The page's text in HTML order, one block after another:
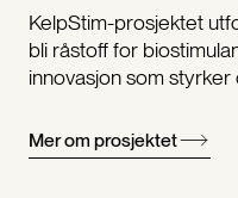
KelpStim-prosjektet
bli råstoff for
innovasjon som styrker
Mer om prosjektet